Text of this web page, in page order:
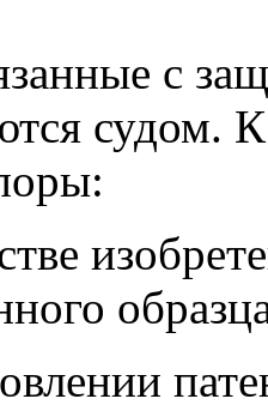
с
судом.